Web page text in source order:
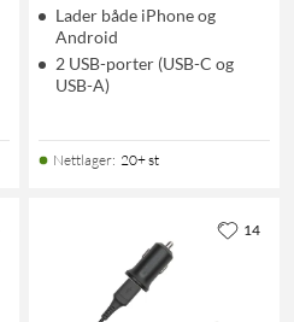
Lader både iPhone og
Android
2 USB-porter (USB-C og
USB-A)
Nettlager: 20+ st
14